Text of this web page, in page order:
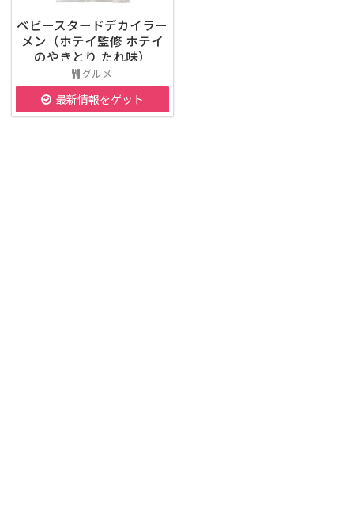
ベビースタードデカイラー
メン（ホテイ監修 ホテイ
のやきとり たれ味）
グルメ
最新情報をゲット